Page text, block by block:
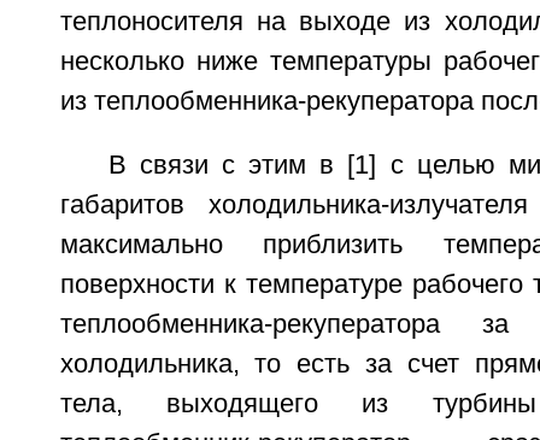
теплоносителя на выходе из
несколько ниже температуры
из теплообменника-рекуператора
В связи с этим в [1] с целью
габаритов холодильника-
максимально приблизить
поверхности к температуре
теплообменника-рекуператора
холодильника, то есть за счет
тела, выходящего из